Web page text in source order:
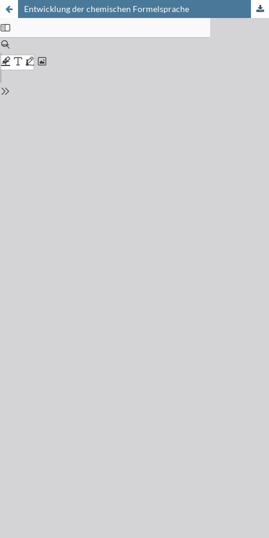
Entwicklung der chemischen Formelsprache